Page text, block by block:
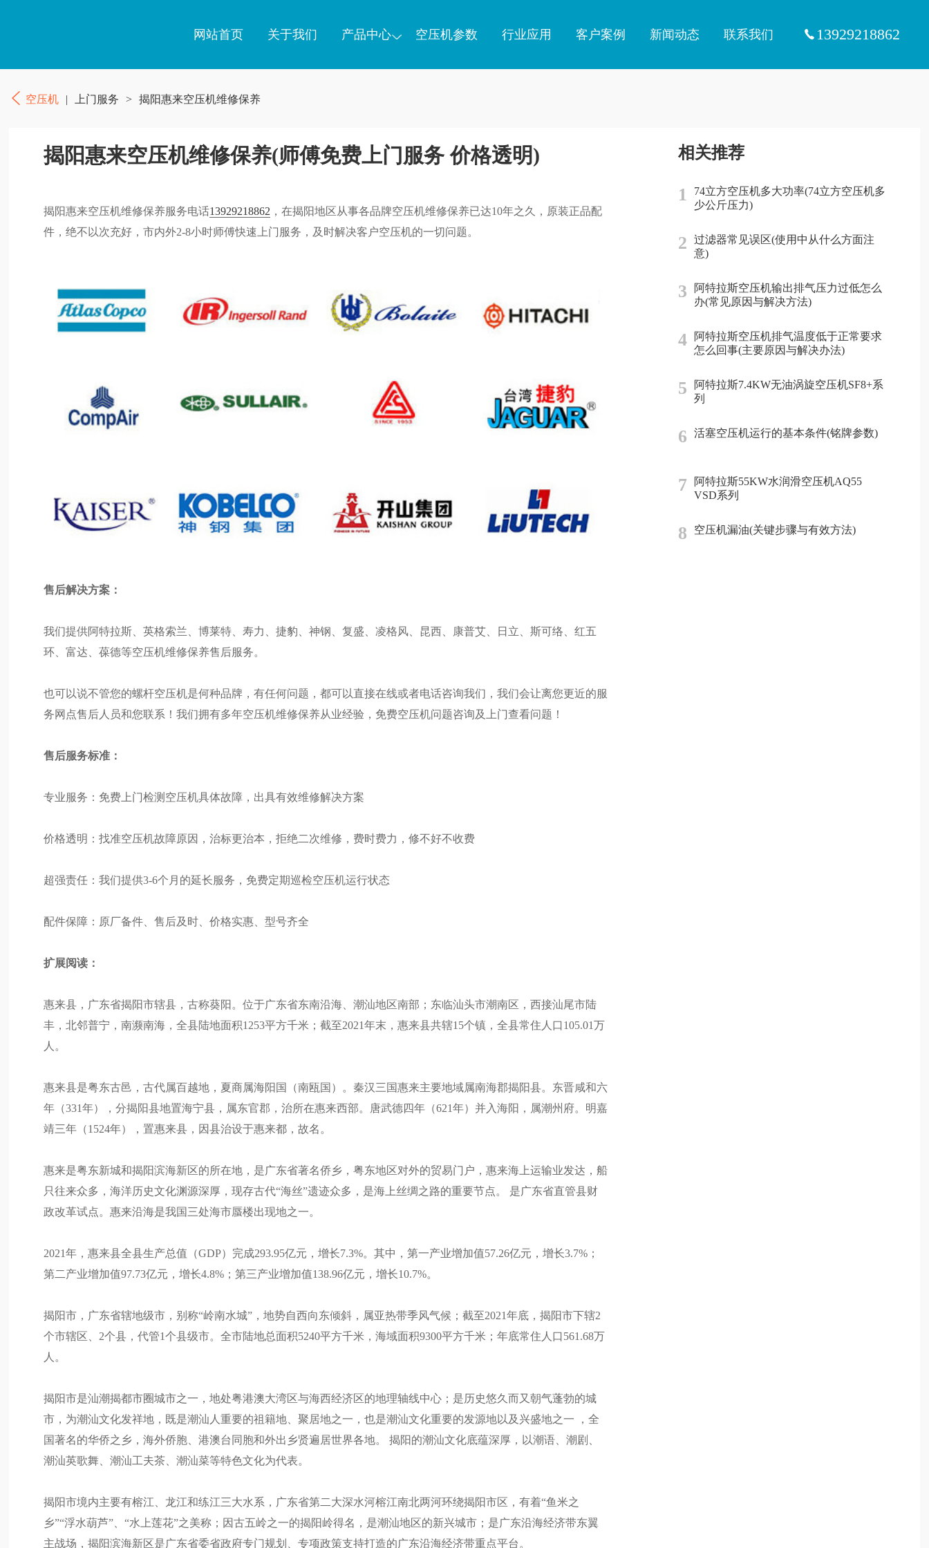
网站首页 关于我们 产品中心 空压机参数 行业应用 客户案例 新闻动态 联系我们 13929218862
空压机 | 上门服务 > 揭阳惠来空压机维修保养
揭阳惠来空压机维修保养(师傅免费上门服务 价格透明)
揭阳惠来空压机维修保养服务电话13929218862 ，在揭阳地区从事各品牌空压机维修保养已达10年之久，原装正品配
件，绝不以次充好，市内外2-8小时师傅快速上门服务，及时解决客户空压机的一切问题。
售后解决方案：
我们提供阿特拉斯、英格索兰、博莱特、寿力、捷豹、神钢、复盛、凌格风、昆西、康普艾、日立、斯可络、红五
环、富达、葆德等空压机维修保养售后服务。
也可以说不管您的螺杆空压机是何种品牌，有任何问题，都可以直接在线或者电话咨询我们，我们会让离您更近的服
务网点售后人员和您联系！我们拥有多年空压机维修保养从业经验，免费空压机问题咨询及上门查看问题！
售后服务标准：
专业服务：免费上门检测空压机具体故障，出具有效维修解决方案
价格透明：找准空压机故障原因，治标更治本，拒绝二次维修，费时费力，修不好不收费
超强责任：我们提供3-6个月的延长服务，免费定期巡检空压机运行状态
配件保障：原厂备件、售后及时、价格实惠、型号齐全
扩展阅读：
惠来县，广东省揭阳市辖县，古称葵阳。位于广东省东南沿海、潮汕地区南部；东临汕头市潮南区，西接汕尾市陆
丰，北邻普宁，南濒南海，全县陆地面积1253平方千米；截至2021年末，惠来县共辖15个镇，全县常住人口105.01万
人。
惠来县是粤东古邑，古代属百越地，夏商属海阳国（南瓯国）。秦汉三国惠来主要地域属南海郡揭阳县。东晋咸和六
年（331年），分揭阳县地置海宁县，属东官郡，治所在惠来西部。唐武德四年（621年）并入海阳，属潮州府。明嘉
靖三年（1524年），置惠来县，因县治设于惠来都，故名。
惠来是粤东新城和揭阳滨海新区的所在地，是广东省著名侨乡，粤东地区对外的贸易门户，惠来海上运输业发达，船
只往来众多，海洋历史文化渊源深厚，现存古代“海丝”遗迹众多，是海上丝绸之路的重要节点。 是广东省直管县财
政改革试点。惠来沿海是我国三处海市蜃楼出现地之一。
2021年，惠来县全县生产总值（GDP）完成293.95亿元，增长7.3%。其中，第一产业增加值57.26亿元，增长3.7%；
第二产业增加值97.73亿元，增长4.8%；第三产业增加值138.96亿元，增长10.7%。
揭阳市，广东省辖地级市，别称“岭南水城”，地势自西向东倾斜，属亚热带季风气候；截至2021年底，揭阳市下辖2
个市辖区、2个县，代管1个县级市。全市陆地总面积5240平方千米，海域面积9300平方千米；年底常住人口561.68万
人。
揭阳市是汕潮揭都市圈城市之一，地处粤港澳大湾区与海西经济区的地理轴线中心；是历史悠久而又朝气蓬勃的城
市，为潮汕文化发祥地，既是潮汕人重要的祖籍地、聚居地之一，也是潮汕文化重要的发源地以及兴盛地之一 ，全
国著名的华侨之乡，海外侨胞、港澳台同胞和外出乡贤遍居世界各地。 揭阳的潮汕文化底蕴深厚，以潮语、潮剧、
潮汕英歌舞、潮汕工夫茶、潮汕菜等特色文化为代表。
揭阳市境内主要有榕江、龙江和练江三大水系，广东省第二大深水河榕江南北两河环绕揭阳市区，有着“鱼米之
乡”“浮水葫芦”、“水上莲花”之美称；因古五岭之一的揭阳岭得名，是潮汕地区的新兴城市；是广东沿海经济带东翼
主战场，揭阳滨海新区是广东省委省政府专门规划、专项政策支持打造的广东沿海经济带重点平台。
相关推荐
1
74立方空压机多大功率(74立方空压机多
少公斤压力)
2
过滤器常见误区(使用中从什么方面注
意)
3
阿特拉斯空压机输出排气压力过低怎么
办(常见原因与解决方法)
4
阿特拉斯空压机排气温度低于正常要求
怎么回事(主要原因与解决办法)
5
阿特拉斯7.4KW无油涡旋空压机SF8+系
列
6 活塞空压机运行的基本条件(铭牌参数)
7
阿特拉斯55KW水润滑空压机AQ55
VSD系列
8 空压机漏油(关键步骤与有效方法)